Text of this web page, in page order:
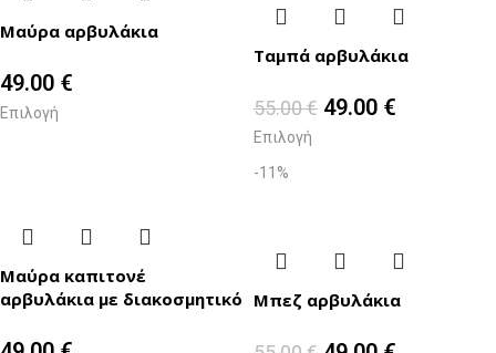
Μαύρα αρβυλάκια
49.00 €
Επιλογή
Ταμπά αρβυλάκια
55.00€ 49.00 €
Επιλογή
Μαύρα καπιτονέ
αρβυλάκια με διακοσμητικό
-11%
Μπεζ αρβυλάκια